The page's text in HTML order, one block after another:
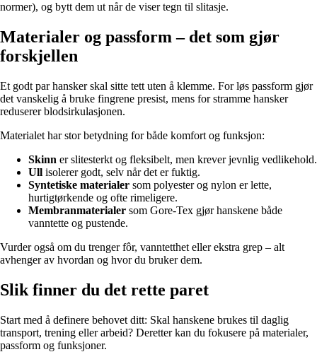
normer), og bytt dem ut når de viser tegn til slitasje.
Materialer og passform – det som gjør
forskjellen
Et godt par hansker skal sitte tett uten å klemme. For løs passform gjør
det vanskelig å bruke fingrene presist, mens for stramme hansker
reduserer blodsirkulasjonen.
Materialet har stor betydning for både komfort og funksjon:
Skinn er slitesterkt og fleksibelt, men krever jevnlig vedlikehold.
Ull isolerer godt, selv når det er fuktig.
Syntetiske materialer som polyester og nylon er lette,
hurtigtørkende og ofte rimeligere.
Membranmaterialer som Gore-Tex gjør hanskene både
vanntette og pustende.
Vurder også om du trenger fôr, vanntetthet eller ekstra grep – alt
avhenger av hvordan og hvor du bruker dem.
Slik finner du det rette paret
Start med å definere behovet ditt: Skal hanskene brukes til daglig
transport, trening eller arbeid? Deretter kan du fokusere på materialer,
passform og funksjoner.